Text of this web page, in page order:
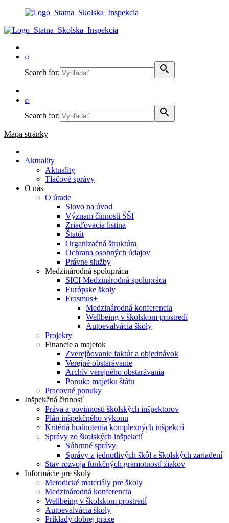
⌕
Search for:
⌕
Search for:
Mapa stránky
Aktuality
Aktuality
Tlačové správy
O nás
O úrade
Slovo na úvod
Význam činnosti ŠŠI
Zriaďovacia listina
Štatút
Organizačná štruktúra
Ochrana osobných údajov
Právne služby
Medzinárodná spolupráca
SICI Medzinárodná spolupráca
Európske školy
Erasmus+
Medzinárodná konferencia
Wellbeing v školskom prostredí
Autoevalvácia školy
Projekty
Financie a majetok
Zverejňovanie faktúr a objednávok
Verejné obstarávanie
Archív verejného obstarávania
Ponuka majetku štátu
Pracovné ponuky
Inšpekčná činnosť
Práva a povinnosti školských inšpektorov
Plán inšpekčného výkonu
Kritériá hodnotenia komplexných inšpekcií
Správy zo školských inšpekcií
Súhrnné správy
Správy z jednotlivých škôl a školských zariadení
Stav rozvoja funkčných gramotností žiakov
Informácie pre školy
Metodické materiály pre školy
Medzinárodná konferencia
Wellbeing v školskom prostredí
Autoevalvácia školy
Príklady dobrej praxe